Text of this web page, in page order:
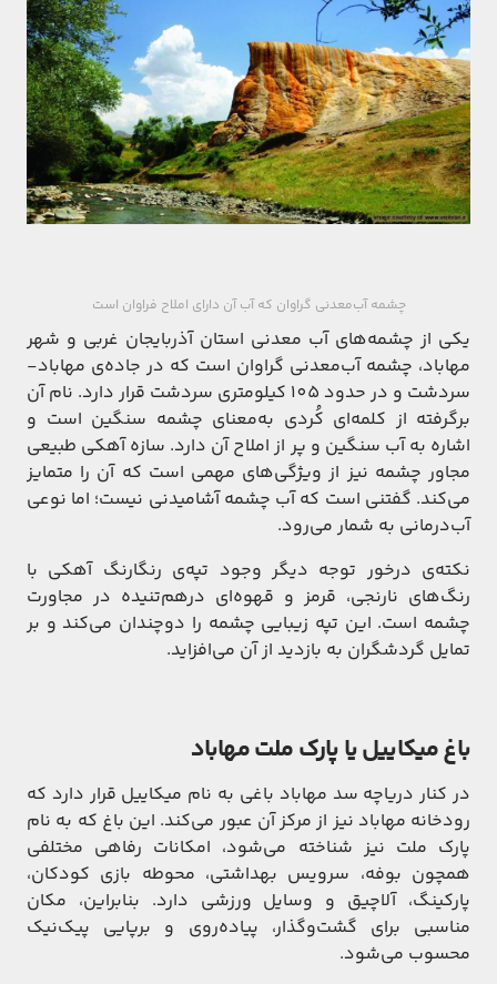
چشمه آب‌معدنی گراوان که آب آن دارای املاح فراوان است
یکی از چشمه‌های آب معدنی استان آذربایجان غربی و شهر
مهاباد، چشمه آب‌معدنی گراوان است که در جاده‌ی مهاباد-
سردشت و در حدود 105 کیلومتری سردشت قرار دارد. نام آن
برگرفته از کلمه‌ای کُردی به‌معنای چشمه سنگین است و
اشاره به آب سنگین و پر از املاح آن دارد. سازه آهکی طبیعی
مجاور چشمه نیز از ویژگی‌های مهمی است که آن را متمایز
می‌کند. گفتنی است که آب چشمه آشامیدنی نیست؛ اما نوعی
آب‌درمانی به شمار می‌رود.
نکته‌ی درخور توجه دیگر وجود تپه‌ی رنگارنگ آهکی با
رنگ‌های نارنجی، قرمز و قهوه‌ای درهم‌تنیده در مجاورت
چشمه است. این تپه زیبایی چشمه را دوچندان می‌کند و بر
تمایل گردشگران به بازدید از آن می‌افزاید.
باغ میکاییل یا پارک ملت مهاباد
در کنار دریاچه سد مهاباد باغی به نام میکاییل قرار دارد که
رودخانه مهاباد نیز از مرکز آن عبور می‌کند. این باغ که به نام
پارک ملت نیز شناخته می‌شود، امکانات رفاهی مختلفی
همچون بوفه، سرویس بهداشتی، محوطه بازی کودکان،
پارکینگ، آلاچیق و وسایل ورزشی دارد. بنابراین، مکان
مناسبی برای گشت‌و‌گذار، پیاده‌روی و برپایی پیک‌نیک
محسوب می‌شود.